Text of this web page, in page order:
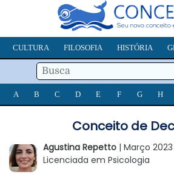
CULTURA FILOSOFIA HISTÓRIA
A B C D E F G H
Conceito de
Agustina Repetto | Março 2023
Licenciada em Psicologia